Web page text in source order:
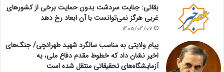
بقائی: جنایت سردشت بدون حمایت برخی از کشورهای
غربی هرگز نمی‌توانست با آن ابعاد رخ دهد
1405/04/07
پیام ولایتی به مناسب سالگرد شهید طهرانچی/ جنگ‌های
اخیر نشان داد که خطوط مقدم دفاع ملی، به
آزمایشگاه‌های تحقیقاتی منتقل شده است